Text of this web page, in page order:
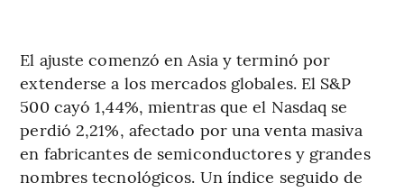
El ajuste comenzó en Asia y terminó por
extenderse a los mercados globales. El S&P
500 cayó 1,44%, mientras que el Nasdaq se
perdió 2,21%, afectado por una venta masiva
en fabricantes de semiconductores y grandes
nombres tecnológicos. Un índice seguido de